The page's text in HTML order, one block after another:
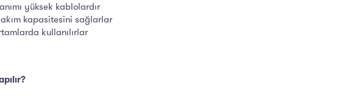
yüksek kablolardır
akım kapasitesini sağlarlar
kullanılırlar